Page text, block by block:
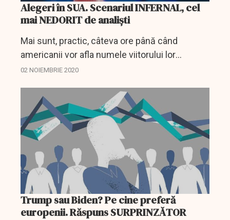
Alegeri în SUA. Scenariul INFERNAL, cel
mai NEDORIT de analiști
Mai sunt, practic, câteva ore până când
americanii vor afla numele viitorului lor
președinte și, după cum se știe, când când
dar când Statele...
02 NOIEMBRIE 2020
Trump sau Biden? Pe cine preferă
europenii. Răspuns SURPRINZĂTOR